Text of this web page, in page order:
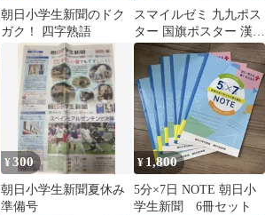
朝日小学生新聞のドク
ガク！ 四字熟語
スマイルゼミ 九九ポス
ター 国旗ポスター 漢字
攻略BOOK 4点セット
¥300
朝日小学生新聞夏休み
準備号
¥ 1,800
5分×7日 NOTE 朝日小
学生新聞 6冊セット